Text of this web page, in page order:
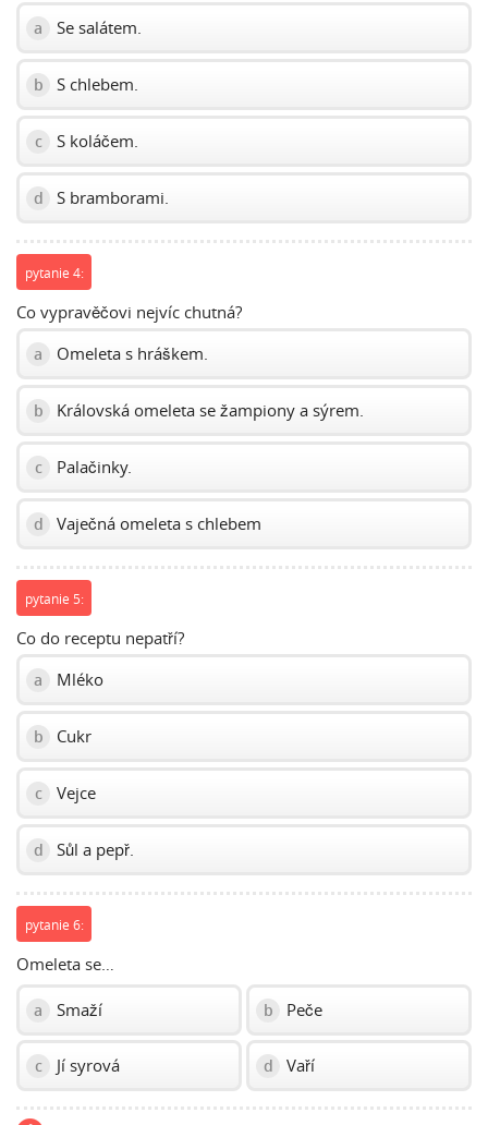
a Se salátem.
b S chlebem.
c S koláčem.
d S bramborami.
pytanie 4:
Co vypravěčovi nejvíc chutná?
a Omeleta s hráškem.
b Královská omeleta se žampiony a sýrem.
c Palačinky.
d Vaječná omeleta s chlebem
pytanie 5:
Co do receptu nepatří?
a Mléko
b Cukr
c Vejce
d Sůl a pepř.
pytanie 6:
Omeleta se…
a Smaží b Peče
c Jí syrová d Vaří